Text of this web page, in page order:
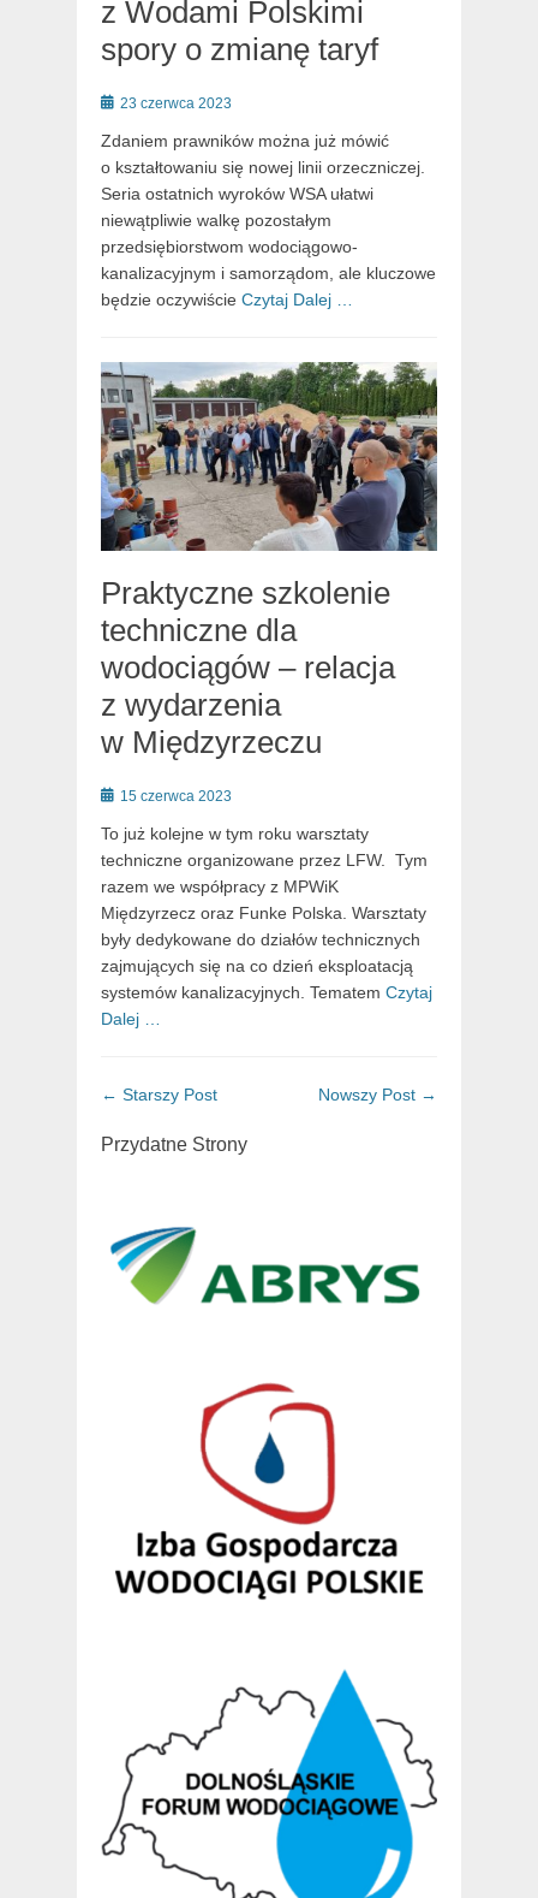
z Wodami Polskimi
spory o zmianę taryf
Posted
23 czerwca 2023
Zdaniem prawników można już mówić
o kształtowaniu się nowej linii orzeczniczej.
Seria ostatnich wyroków WSA ułatwi
niewątpliwie walkę pozostałym
przedsiębiorstwom wodociągowo-
kanalizacyjnym i samorządom, ale kluczowe
będzie oczywiście Czytaj Dalej …
Praktyczne szkolenie
techniczne dla
wodociągów – relacja
z wydarzenia
w Międzyrzeczu
Posted15 czerwca 2023
To już kolejne w tym roku warsztaty
techniczne organizowane przez LFW. Tym
razem we współpracy z MPWiK
Międzyrzecz oraz Funke Polska. Warsztaty
były dedykowane do działów technicznych
zajmujących się na co dzień eksploatacją
systemów kanalizacyjnych. Tematem Czytaj
Dalej …
Post
← Starszy Post Nowszy Post →
Przydatne Strony